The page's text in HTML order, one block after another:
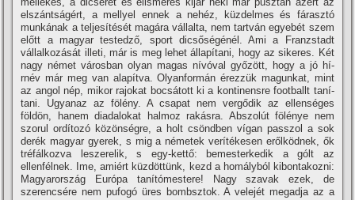
elszántságért, a mellyel ennek a nehéz, küzdelmes és fárasztó
munkának a teljesí­tését magára vállalta, nem tartván egyebét szem
előtt a magyar testedző, sport dicsőségénél. Ami a Franzstadt
vállalkozását illeti, már is meg lehet állapí­tani, hogy az sikeres. Két
nagy német városban olyan magas ní­vóval győzött, hogy a jó hí­
rnév már meg van alapí­tva. Olyanformán érezzük magunkat, mint
az angol nép, mikor rajokat bocsátott ki a kontinensre footballt taní­
tani. Ugyanaz az fölény. A csapat nem vergődik az ellenséges
földön, hanem diadalokat halmoz rakásra. Abszolút fölénye nem
szorul ordí­tozó közönségre, a holt csöndben ví­gan passzol a sok
derék magyar gyerek, s mig a németek verí­tékesen erőlködnek, ők
tréfálkozva leszerelik, s egy-kettő: bemesterkedik a gólt az
ellenfélnek. Ime, amiért küzdöttünk, kezd a homályból kibontakozni:
Magyarország Európa taní­tómestere! Nagy szavak ezek, de
szerencsére nem pufogó üres bombsztok. A velejét megadja az a